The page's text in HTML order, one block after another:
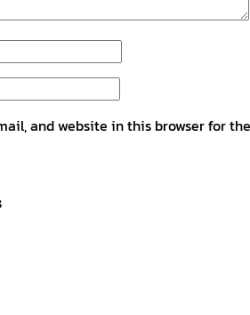
and website in this browser for